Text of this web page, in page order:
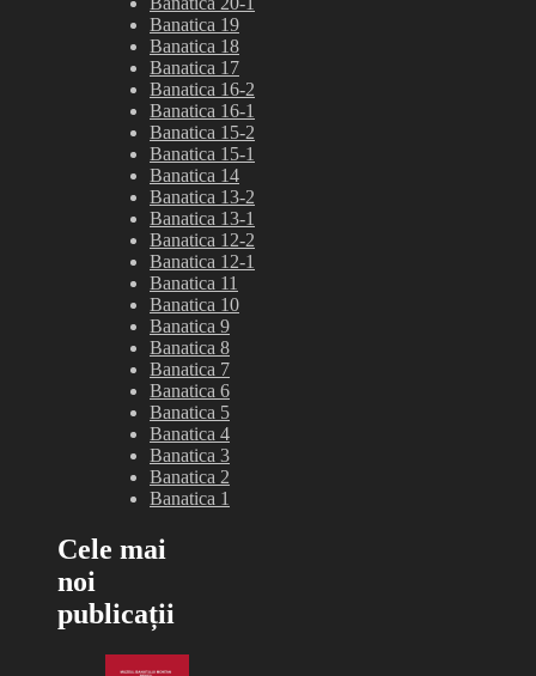
Banatica 19
Banatica 18
Banatica 17
Banatica 16-2
Banatica 16-1
Banatica 15-2
Banatica 15-1
Banatica 14
Banatica 13-2
Banatica 13-1
Banatica 12-2
Banatica 12-1
Banatica 11
Banatica 10
Banatica 9
Banatica 8
Banatica 7
Banatica 6
Banatica 5
Banatica 4
Banatica 3
Banatica 2
Banatica 1
Cele mai
noi
publicații